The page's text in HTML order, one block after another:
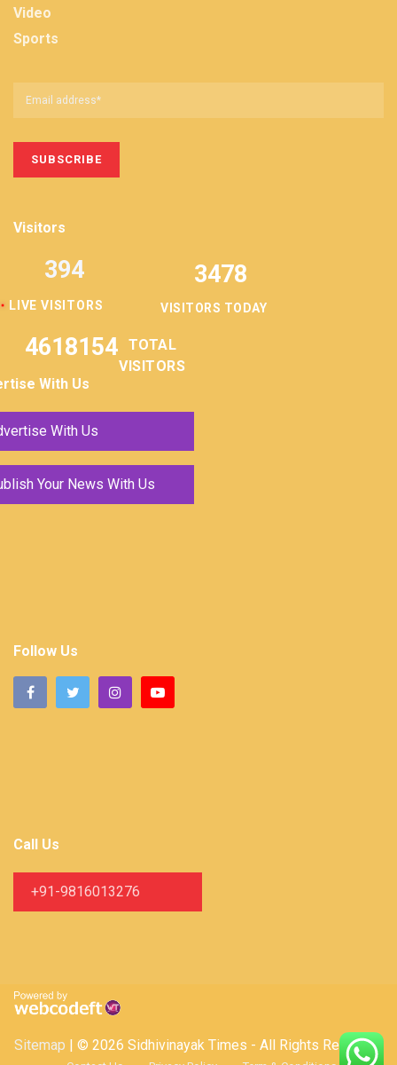
Video
Sports
Visitors
LIVE VISITORS
394 3478
VISITORS TODAY
4618154
TOTAL
VISITORS
With Us
With Us
Your News With Us
Follow Us
Call Us
+91-9816013276
Sitemap | © 2026 Sidhivinayak Times - All Rights Reserved